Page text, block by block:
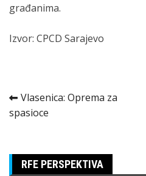
građanima.
Izvor: CPCD Sarajevo
Kretanje
članka
Vlasenica: Oprema za
spasioce
RFE PERSPEKTIVA